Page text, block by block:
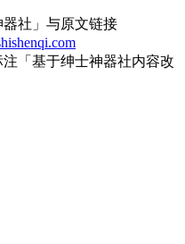
社」与原文链接
「基于绅士神器社内容改